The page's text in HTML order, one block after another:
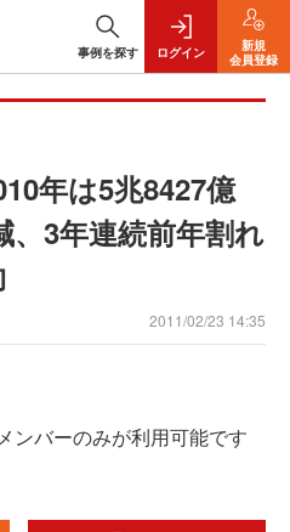
事例を探す ログイン
新規
会員登録
年は5兆8427億
、3年連続前年割れ
2011/02/23 14:35
ンバーのみが利用可能です